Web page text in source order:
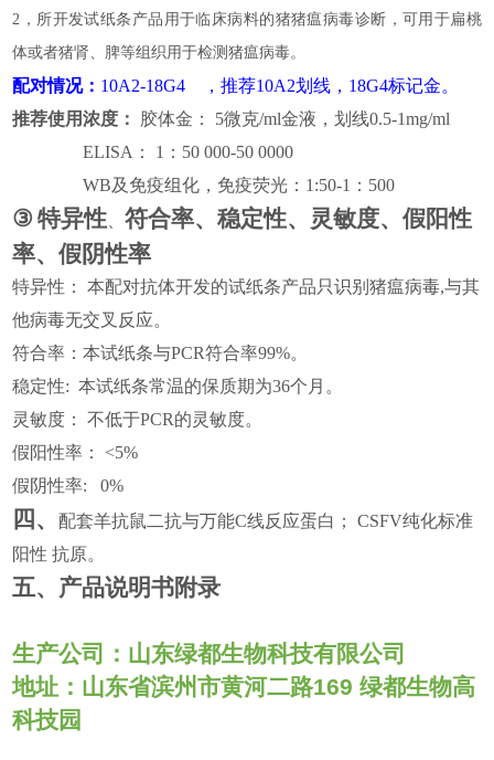
2 ，所开发试纸条产品用于临床病料的猪猪瘟病毒诊断，可用于扁桃
体或者猪肾、脾等组织用于检测猪瘟病毒。
配对情况： 10A2-18G4
，推荐10A2划线，18G4标记金。
推荐使用浓度：
胶体金： 5微克/ml金液，划线0.5-1mg/ml
ELISA ： 1：50 000-50 0000
WB及免疫组化，免疫荧光：1:50-1：500
③ 特异性 、符合率、稳定性、灵敏度、假阳性
率、假阴性率
特异性： 本配对抗体开发的试纸条产品只识别猪瘟病毒,与其
他病毒无交叉反应。
符合率：本试纸条与PCR符合率99%。
稳定性: 本试纸条常温的保质期为36个月。
灵敏度： 不低于PCR的灵敏度。
假阳性率： <5%
假阴性率:
0%
四、
配套羊抗鼠二抗与万能C线反应蛋白； CSFV纯化标准
阳性 抗原。
五、产品说明书附录
生产公司：山东绿都生物科技有限公司
地址：山东省滨州市黄河二路169绿都生物高
科技园